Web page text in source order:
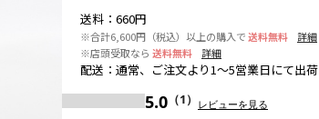
送料 ： 660円
※合計6,600円（税込）以上の購入で送料無料
詳細
※店頭受取なら 送料無料 詳細
配送 ： 通常、ご注文より1～5営業日にて出荷
5.0 （1） レビューを見る